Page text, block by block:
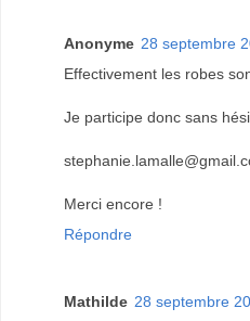
Anonyme 28 septembre
Effectivement les robes
Je participe donc sans
Merci encore !
Répondre
Mathilde 28 septembre